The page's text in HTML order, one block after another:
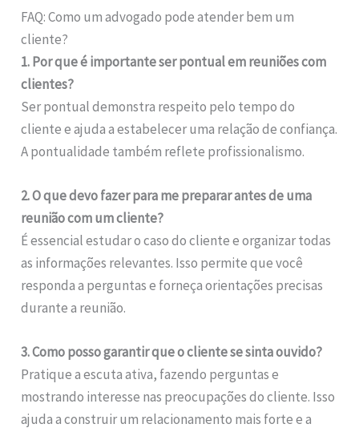
FAQ: Como um advogado pode atender bem um
cliente?
1. Por que é importante ser pontual em reuniões com
clientes?
Ser pontual demonstra respeito pelo tempo do
cliente e ajuda a estabelecer uma relação de confiança.
A pontualidade também reflete profissionalismo.
2. O que devo fazer para me preparar antes de uma
reunião com um cliente?
É essencial estudar o caso do cliente e organizar todas
as informações relevantes. Isso permite que você
responda a perguntas e forneça orientações precisas
durante a reunião.
3. Como posso garantir que o cliente se sinta ouvido?
Pratique a escuta ativa, fazendo perguntas e
mostrando interesse nas preocupações do cliente. Isso
ajuda a construir um relacionamento mais forte e a